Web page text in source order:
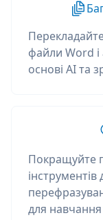
файли Word і
основі AI та
Покращуйте
інструментів
для